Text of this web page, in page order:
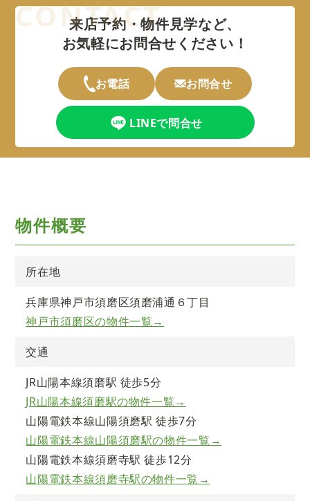
来店予約・物件見学など、
お気軽にお問合せください！
お電話 お問合せ
LINEで問合せ
物件概要
所在地
兵庫県神戸市須磨区須磨浦通６丁目
神戸市須磨区の物件一覧→
交通
JR山陽本線須磨駅 徒歩5分
JR山陽本線須磨駅の物件一覧→
山陽電鉄本線山陽須磨駅 徒歩7分
山陽電鉄本線山陽須磨駅の物件一覧→
山陽電鉄本線須磨寺駅 徒歩12分
山陽電鉄本線須磨寺駅の物件一覧→